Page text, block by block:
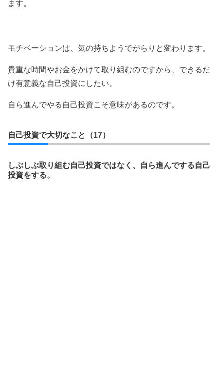
ます。
モチベーションは、気の持ちようでがらりと変わります。
貴重な時間やお金をかけて取り組むのですから、できるだ
け有意義な自己投資にしたい。
自ら進んでやる自己投資こそ意味があるのです。
自己投資で大切なこと（17）
しぶしぶ取り組む自己投資ではなく、自ら進んでする自己
投資をする。